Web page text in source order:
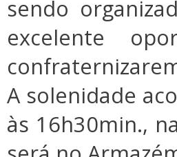
sendo
excelente
A solenidade
às 16h30min.,